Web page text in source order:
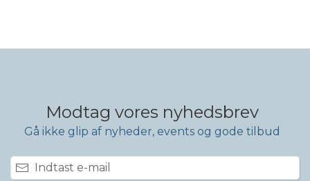
Modtag vores nyhedsbrev
Gå ikke glip af nyheder, events og gode tilbud